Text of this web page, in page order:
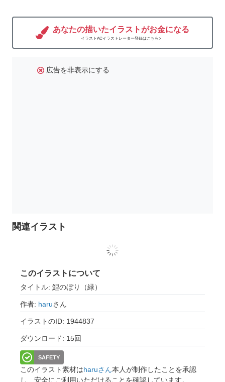
あなたの描いたイラストがお金になる
イラストACイラストレーター登録はこちら>
広告を非表示にする
関連イラスト
このイラストについて
タイトル: 鯉のぼり（緑）
作者: haruさん
イラストのID: 1944837
ダウンロード: 15回
SAFETY
このイラスト素材はharuさん本人が制作したことを承認
し、安全にご利用いただけることを確認しています。